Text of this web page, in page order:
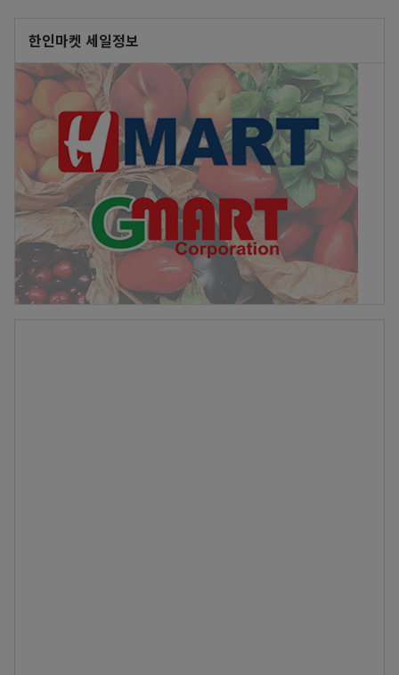
한인마켓 세일정보